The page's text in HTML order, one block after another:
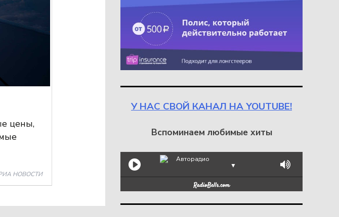
цены,
НОВОСТИ
У НАС СВОЙ КАНАЛ НА YOUTUBE!
Вспоминаем любимые хиты
Авторадио
▼